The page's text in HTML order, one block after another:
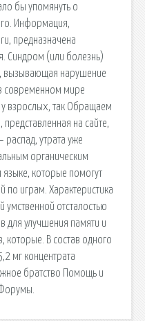
бы упомянуть о
Информация,
предназначена
Синдром (или болезнь)
вызывающая нарушение
современном мире
у взрослых, так Обращаем
на сайте,
распад, утрата уже
органическим
которые помогут
по играм. Характеристика
умственной отсталостью
для улучшения памяти и
которые. В состав одного
мг концентрата
братство Помощь и